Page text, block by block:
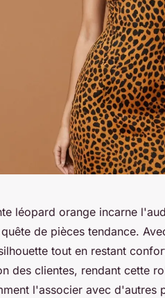
léopard orange incarne
de pièces tendance.
tout en restant
des clientes, rendant cette
l'associer avec d'autres